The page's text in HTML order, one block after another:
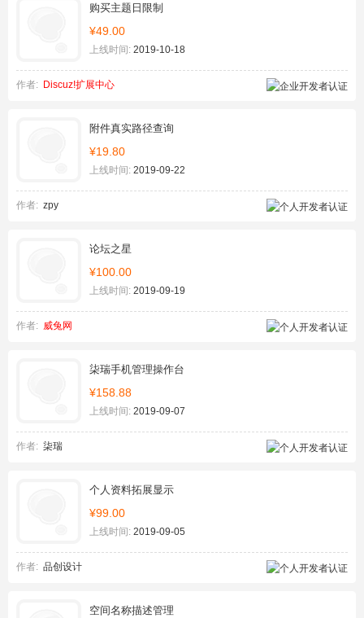
购买主题日限制
¥49.00
上线时间: 2019-10-18
作者: Discuz!扩展中心
附件真实路径查询
¥19.80
上线时间: 2019-09-22
作者: zpy
论坛之星
¥100.00
上线时间: 2019-09-19
作者: 威兔网
柒瑞手机管理操作台
¥158.88
上线时间: 2019-09-07
作者: 柒瑞
个人资料拓展显示
¥99.00
上线时间: 2019-09-05
作者: 品创设计
空间名称描述管理